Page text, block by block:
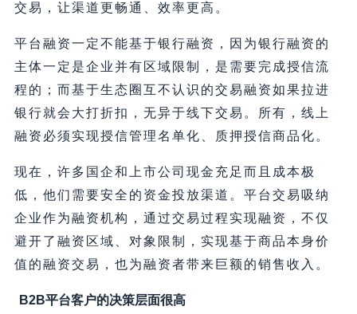
交易，让渠道更畅通、效率更高。
平台融资一定不能基于银行融资，因为银行融资的
主体一定是企业并有区域限制，是需要完成授信流
程的；而基于生态圈互不认识的交易融资如果拉进
银行就会大打折扣，无异于线下交易。所有，线上
融资必须实现授信管理名单化、质押授信商品化。
现在，许多国企和上市公司现金充足而且成本极
低，他们需要安全的资金投放渠道。平台交易吸纳
企业作为融资机构，通过交易过程实现融资，不仅
避开了融资区域、对象限制，实现基于商品本身价
值的融资交易，也为融资者带来巨额的销售收入。
B2B平台客户的决策层面很高